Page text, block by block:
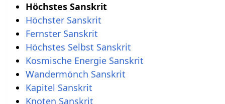
Höchstes Sanskrit
Höchster Sanskrit
Fernster Sanskrit
Höchstes Selbst Sanskrit
Kosmische Energie Sanskrit
Wandermönch Sanskrit
Kapitel Sanskrit
Knoten Sanskrit